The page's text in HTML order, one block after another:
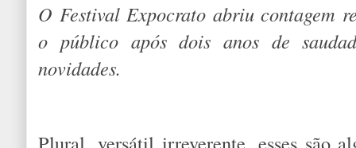
O Festival Expocrato abriu contagem
o público após dois anos de
novidades.